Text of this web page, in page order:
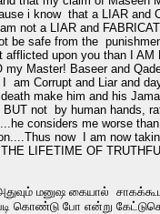
i know that a LIAR and
not a LIAR and
be safe from the
upon you than I AM
Master! Baseer and
Corrupt and Liar and
make him and his
not by human hands,
considers me worse
now I am now
LIFETIME OF
மனுஷ கையால்
கொண்டு போ என்று